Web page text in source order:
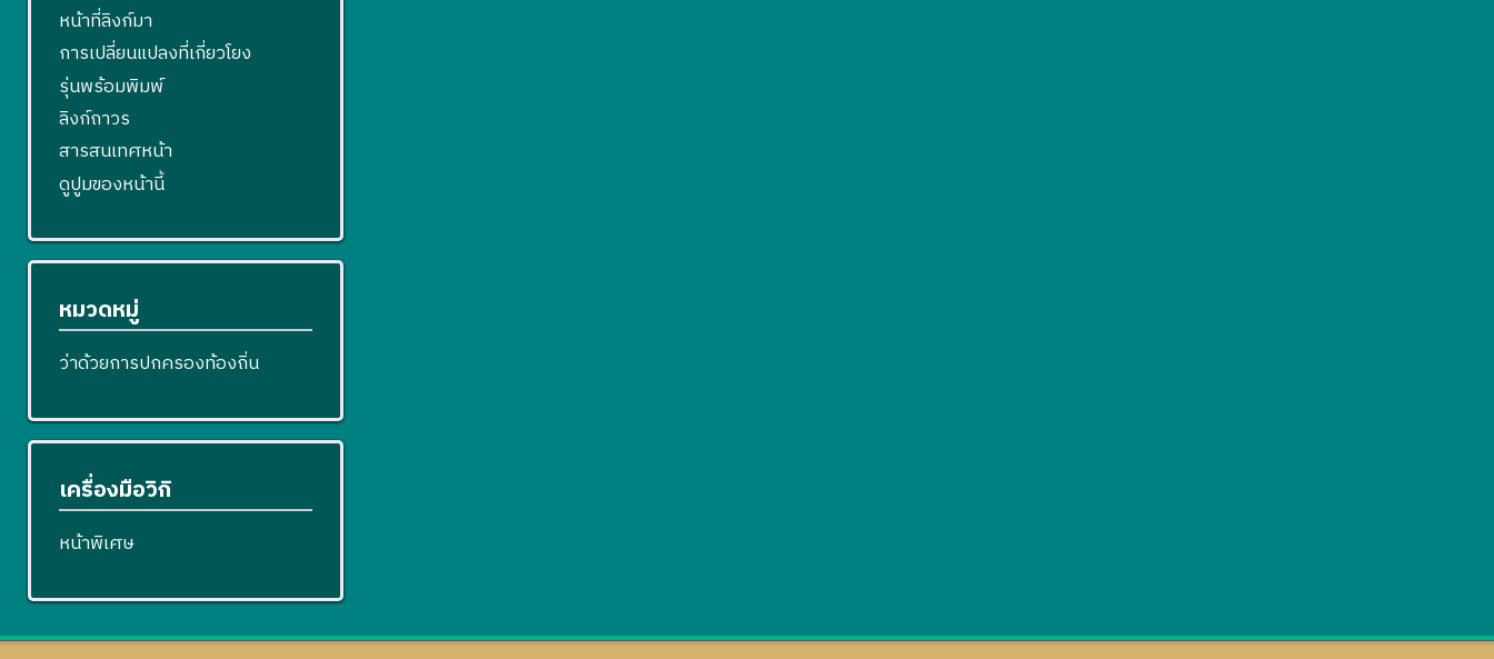
หน้าที่ลิงก์มา
การเปลี่ยนแปลงที่เกี่ยวโยง
รุ่นพร้อมพิมพ์
ลิงก์ถาวร
สารสนเทศหน้า
ดูปูมของหน้านี้
หมวดหมู่
ว่าด้วยการปกครองท้องถิ่น
เครื่องมือวิกิ
หน้าพิเศษ